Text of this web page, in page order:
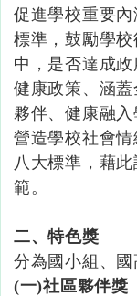
促進學校重要
標準，鼓勵學
中，是否達成
健康政策、涵
夥伴、健康融入
營造學校社會
八大標準，藉
範。
二、特色獎
分為國小組、國
(一)社區夥伴獎